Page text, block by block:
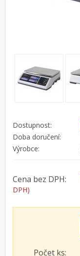
Dostupnost:
Doba doručení:
Výrobce:
Cena bez DPH:
DPH)
Počet ks: